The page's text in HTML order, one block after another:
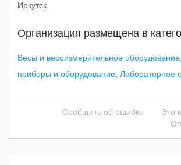
Иркутск.
Организация размещена в
Весы и весоизмерительное оборудование
приборы и оборудование Лабораторное
Сообщить об ошибке
Это